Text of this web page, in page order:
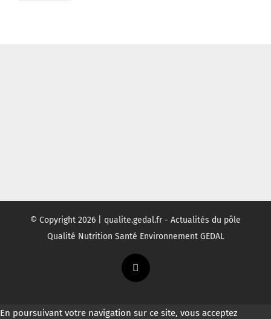
© Copyright 2026 | qualite.gedal.fr - Actualités du pôle
Qualité Nutrition Santé Environnement GEDAL
Twitter
En poursuivant votre navigation sur ce site, vous acceptez